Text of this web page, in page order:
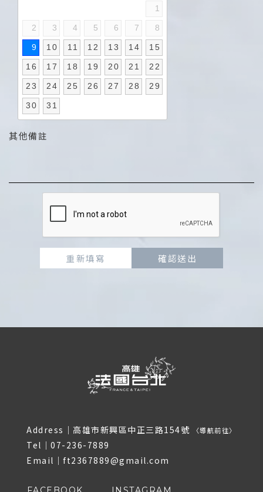
1
2 3 4 5 6 7 8
9 10 11 12 13 14 15
16 17 18 19 20 21 22
23 24 25 26 27 28 29
30 31
其他備註
重新填寫 確認送出
Address｜ 高雄市新興區中正三路154號 〈導航前往〉
Tel｜07-236-7889
Email｜ft2367889@gmail.com